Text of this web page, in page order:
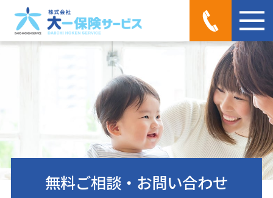
無料ご相談・お問い合わせ